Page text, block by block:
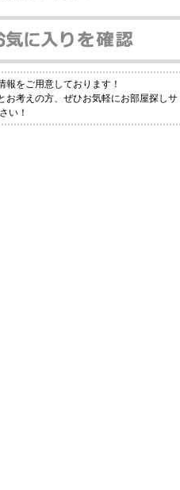
をご用意しております！
お考えの方、ぜひお気軽にお部屋探しサ
い！